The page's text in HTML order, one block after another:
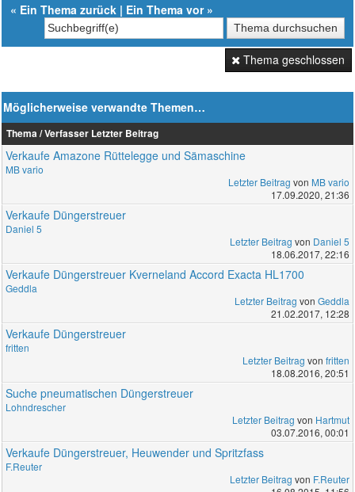
« Ein Thema zurück | Ein Thema vor»
Thema geschlossen
Möglicherweise verwandte Themen…
Thema / Verfasser Letzter Beitrag
Verkaufe Amazone Rüttelegge und Sämaschine
MB vario
Letzter Beitrag von MB vario
17.09.2020, 21:36
Verkaufe Düngerstreuer
Daniel 5
Letzter Beitrag von Daniel 5
18.06.2017, 22:16
Verkaufe Düngerstreuer Kverneland Accord Exacta HL1700
Geddla
Letzter Beitrag von Geddla
21.02.2017, 12:28
Verkaufe Düngerstreuer
fritten
Letzter Beitrag von fritten
18.08.2016, 20:51
Suche pneumatischen Düngerstreuer
Lohndrescher
Letzter Beitrag von Hartmut
03.07.2016, 00:01
Verkaufe Düngerstreuer, Heuwender und Spritzfass
F.Reuter
Letzter Beitrag von F.Reuter